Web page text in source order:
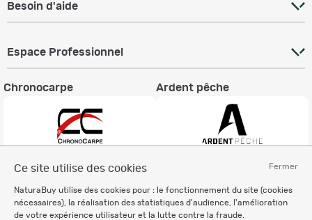
Fermer
Ce site utilise des cookies
NaturaBuy utilise des cookies pour : le fonctionnement du site (cookies
nécessaires), la réalisation des statistiques d'audience, l'amélioration
de votre expérience utilisateur et la lutte contre la fraude.
Besoin d'aide
Espace Professionnel
Chronocarpe Ardent pêche
Charte éthique
Mentions légales